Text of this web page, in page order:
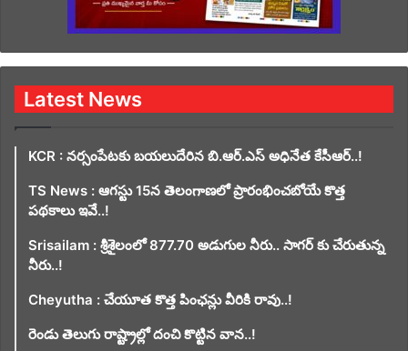
Latest News
KCR : నర్సంపేటకు బయలుదేరిన బి.ఆర్.ఎస్ అధినేత కేసీఆర్..!
TS News : ఆగస్టు 15న తెలంగాణలో ప్రారంభించబోయే కొత్త
పథకాలు ఇవే..!
Srisailam : శ్రీశైలంలో 877.70 అడుగుల నీరు.. సాగర్ కు చేరుతున్న
నీరు..!
Cheyutha : చేయూత కొత్త పింఛన్లు వీరికి రావు..!
రెండు తెలుగు రాష్ట్రాల్లో దంచి కొట్టిన వాన..!